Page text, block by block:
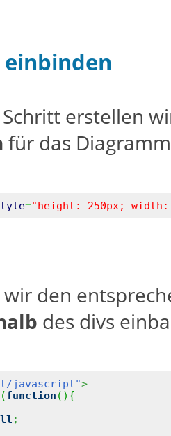
erstellen
für das
="height: 250px; width:
den
des divs
javascript">
(function ( ) {
;